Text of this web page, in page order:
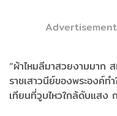
Advertisement
“ผ้าไหมลีมาสวยงามมาก
ราชเสาวนีย์ของพระองค์ท
เทียนที่วูบไหวใกล้ดับแสง